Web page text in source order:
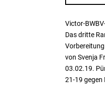
Victor-
Das dritte
von Svenja
03.02.19.
21-19 gegen